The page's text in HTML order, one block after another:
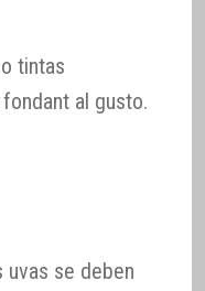
tintas
al gusto.
uvas se deben